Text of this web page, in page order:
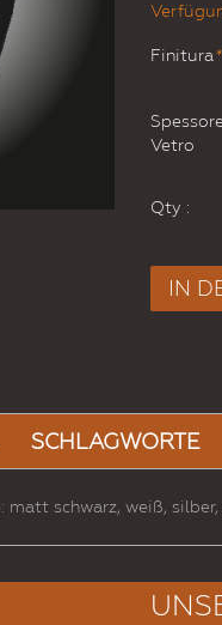
*
Finitura
Vetro
Qty :
IN
SCHLAGWORTE
schwarz, weiß,